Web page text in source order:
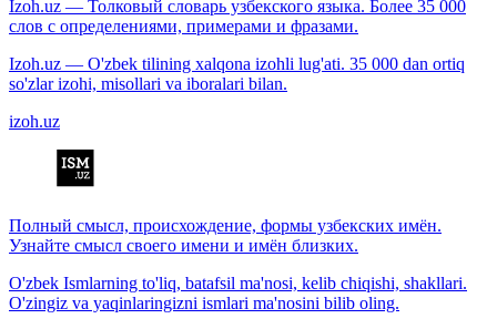
Izoh.uz — Толковый словарь узбекского языка. Более 35 000
слов с определениями, примерами и фразами.
Izoh.uz — O'zbek tilining xalqona izohli lug'ati. 35 000 dan ortiq
so'zlar izohi, misollari va iboralari bilan.
izoh.uz
Полный смысл, происхождение, формы узбекских имён.
Узнайте смысл своего имени и имён близких.
O'zbek Ismlarning to'liq, batafsil ma'nosi, kelib chiqishi, shakllari.
O'zingiz va yaqinlaringizni ismlari ma'nosini bilib oling.